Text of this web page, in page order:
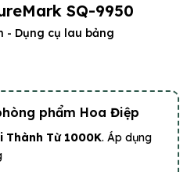
SQ-9950
- Dụng cụ lau bảng
phẩm Hoa Điệp
Thành Từ 1000K. Áp dụng